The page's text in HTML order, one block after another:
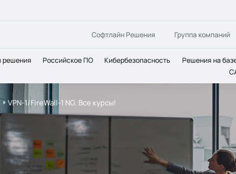
Софтлайн Решения Группа компаний
решения Российское ПО Кибербезопасность Решения на
VPN-1/FireWall-1 NG. Все курсы!